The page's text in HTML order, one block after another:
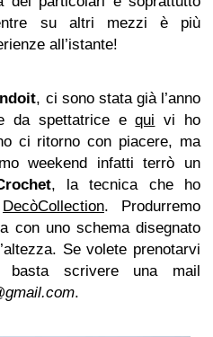
su altri mezzi è più
all’istante!
, ci sono stata già l’anno
da spettatrice equi vi ho
ci ritorno con piacere, ma
weekend infatti terrò un
, la tecnica che ho
DecòCollection. Produrremo
con uno schema disegnato
Se volete prenotarvi
scrivere una mail
.